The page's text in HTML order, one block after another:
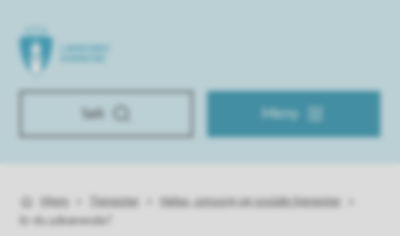
Lindesnes kommune
Søk Meny
Hjem Tjenester
Helse, omsorg og sosiale tjenester